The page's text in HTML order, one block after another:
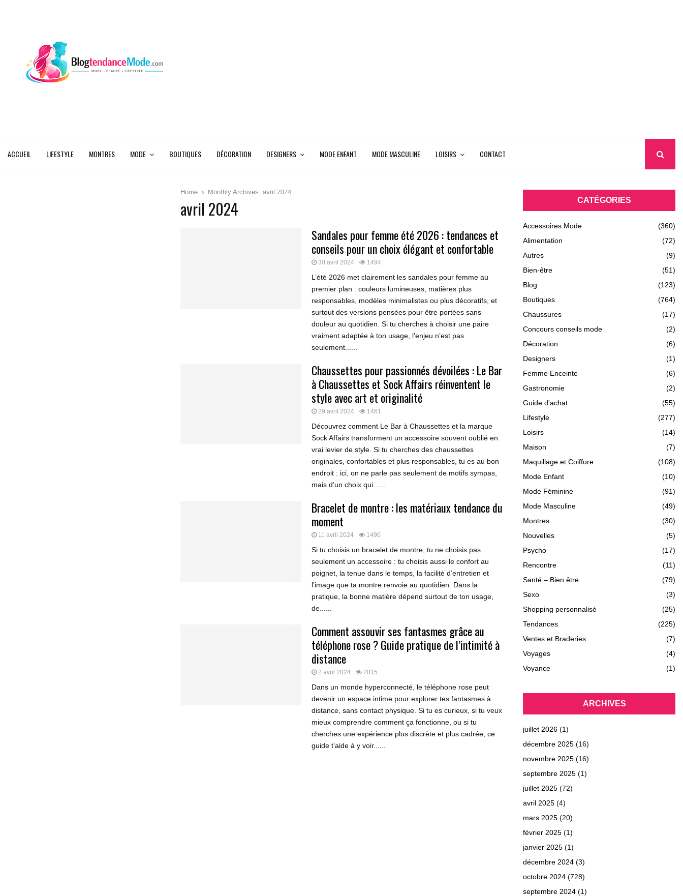
ACCUEIL LIFESTYLE MONTRES MODE BOUTIQUES DÉCORATION DESIGNERS MODE ENFANT MODE MASCULINE LOISIRS CONTACT
Home Monthly Archives: avril 2024
avril 2024
Sandales pour femme été 2026 : tendances et
conseils pour un choix élégant et confortable
30 avril 2024 1494
L’été 2026 met clairement les sandales pour femme au
premier plan : couleurs lumineuses, matières plus
responsables, modèles minimalistes ou plus décoratifs, et
surtout des versions pensées pour être portées sans
douleur au quotidien. Si tu cherches à choisir une paire
vraiment adaptée à ton usage, l’enjeu n’est pas
seulement......
Chaussettes pour passionnés dévoilées : Le Bar
à Chaussettes et Sock Affairs réinventent le
style avec art et originalité
29 avril 2024 1461
Découvrez comment Le Bar à Chaussettes et la marque
Sock Affairs transforment un accessoire souvent oublié en
vrai levier de style. Si tu cherches des chaussettes
originales, confortables et plus responsables, tu es au bon
endroit : ici, on ne parle pas seulement de motifs sympas,
mais d’un choix qui......
Bracelet de montre : les matériaux tendance du
moment
11 avril 2024 1490
Si tu choisis un bracelet de montre, tu ne choisis pas
seulement un accessoire : tu choisis aussi le confort au
poignet, la tenue dans le temps, la facilité d’entretien et
l’image que ta montre renvoie au quotidien. Dans la
pratique, la bonne matière dépend surtout de ton usage,
de......
Comment assouvir ses fantasmes grâce au
téléphone rose ? Guide pratique de l’intimité à
distance
2 avril 2024 2015
Dans un monde hyperconnecté, le téléphone rose peut
devenir un espace intime pour explorer tes fantasmes à
distance, sans contact physique. Si tu es curieux, si tu veux
mieux comprendre comment ça fonctionne, ou si tu
cherches une expérience plus discrète et plus cadrée, ce
guide t’aide à y voir......
CATÉGORIES
Accessoires Mode
(360)
Alimentation
(72)
Autres
(9)
Bien-être
(51)
Blog
(123)
Boutiques
(764)
Chaussures
(17)
Concours conseils mode
(2)
Décoration
(6)
Designers
(1)
Femme Enceinte
(6)
Gastronomie
(2)
Guide d'achat
(55)
Lifestyle
(277)
Loisirs
(14)
Maison
(7)
Maquillage et Coiffure
(108)
Mode Enfant
(10)
Mode Féminine
(91)
Mode Masculine
(49)
Montres
(30)
Nouvelles
(5)
Psycho
(17)
Rencontre
(11)
Santé – Bien être
(79)
Sexo
(3)
Shopping personnalisé
(25)
Tendances
(225)
Ventes et Braderies
(7)
Voyages
(4)
Voyance
(1)
ARCHIVES
juillet 2026 (1)
décembre 2025 (16)
novembre 2025 (16)
septembre 2025 (1)
juillet 2025 (72)
avril 2025 (4)
mars 2025 (20)
février 2025 (1)
janvier 2025 (1)
décembre 2024 (3)
octobre 2024 (728)
septembre 2024 (1)